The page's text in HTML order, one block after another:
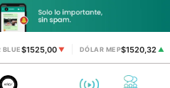
BLUE$1525,00 ▼ DÓLAR MEP$1520,32 ▲